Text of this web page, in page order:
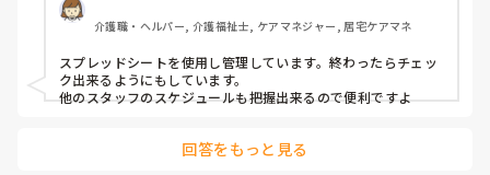
介護職・ヘルパー, 介護福祉士, ケアマネジャー, 居宅ケアマネ
スプレッドシートを使用し管理しています。終わったらチェッ
ク出来るようにもしています。
他のスタッフのスケジュールも把握出来るので便利ですよ
回答をもっと見る